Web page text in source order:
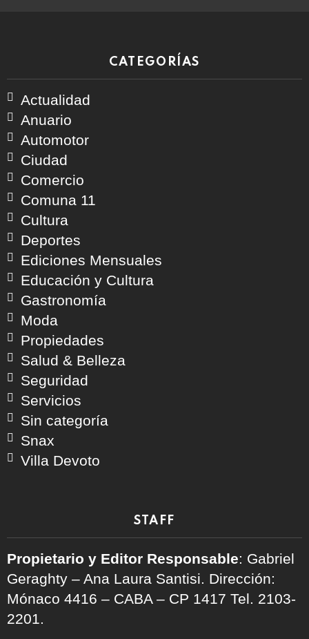
CATEGORÍAS
Actualidad
Anuario
Automotor
Ciudad
Comercio
Comuna 11
Cultura
Deportes
Ediciones Mensuales
Educación y Cultura
Gastronomía
Moda
Propiedades
Salud & Belleza
Seguridad
Servicios
Sin categoría
Snax
Villa Devoto
STAFF
Propietario y Editor Responsable: Gabriel
Geraghty – Ana Laura Santisi. Dirección:
Mónaco 4416 – CABA – CP 1417 Tel. 2103-
2201.